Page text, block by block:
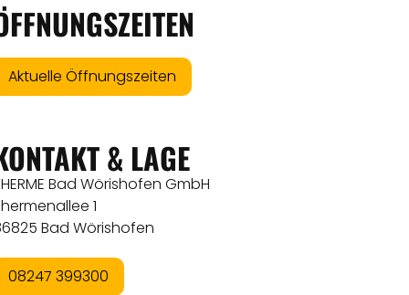
Aktuelle Öffnungszeiten
& LAGE
Bad Wörishofen GmbH
1
Bad Wörishofen
08247 399300